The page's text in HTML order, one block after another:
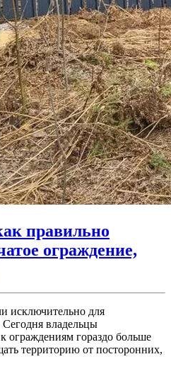
правильно
ограждение,
исключительно для
Сегодня владельцы
ограждениям гораздо больше
территорию от посторонних,